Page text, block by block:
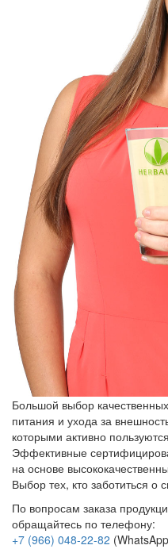
Большой выбор
питания и ухода за
которыми активно
Эффективные
на основе
Выбор тех, кто заботиться о
По вопросам заказа
обращайтесь по телефону:
+7 (966) 048-22-82